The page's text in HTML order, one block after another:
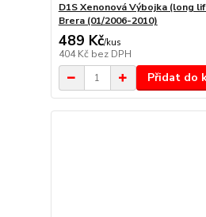
D1S Xenonová Výbojka (long
Brera (01/2006-2010)
489 Kč/kus
404 Kč bez DPH
Přidat do